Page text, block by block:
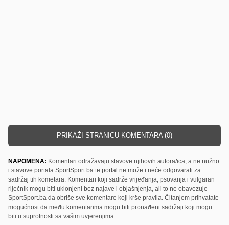
PRIKAŽI STRANICU KOMENTARA (0)
NAPOMENA: Komentari odražavaju stavove njihovih autora/ica, a ne nužno
i stavove portala SportSport.ba te portal ne može i neće odgovarati za
sadržaj tih kometara. Komentari koji sadrže vrijeđanja, psovanja i vulgaran
riječnik mogu biti uklonjeni bez najave i objašnjenja, ali to ne obavezuje
SportSport.ba da obriše sve komentare koji krše pravila. Čitanjem prihvatate
mogućnost da među komentarima mogu biti pronađeni sadržaji koji mogu
biti u suprotnosti sa vašim uvjerenjima.